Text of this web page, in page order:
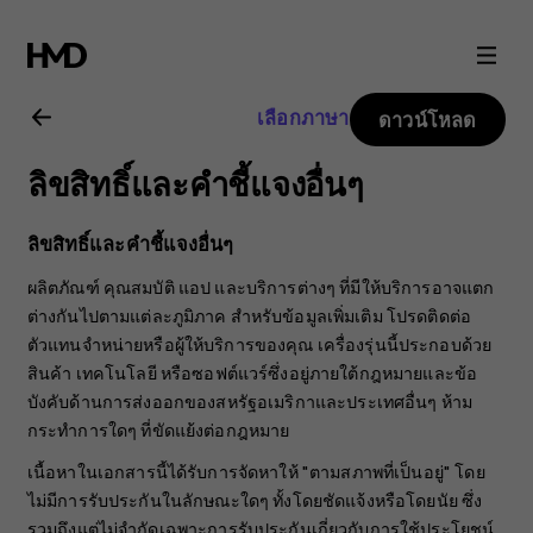
คู่มือ
ผู้
ใช้
Nokia
4.2
เลือกภาษา ดาวน์โหลด
ลิขสิทธิ์และคำชี้แจงอื่นๆ
ลิขสิทธิ์และคำชี้แจงอื่นๆ
ผลิตภัณฑ์ คุณสมบัติ แอป และบริการต่างๆ ที่มีให้บริการอาจแตก
ต่างกันไปตามแต่ละภูมิภาค สำหรับข้อมูลเพิ่มเติม โปรดติดต่อ
ตัวแทนจำหน่ายหรือผู้ให้บริการของคุณ เครื่องรุ่นนี้ประกอบด้วย
สินค้า เทคโนโลยี หรือซอฟต์แวร์ซึ่งอยู่ภายใต้กฎหมายและข้อ
บังคับด้านการส่งออกของสหรัฐอเมริกาและประเทศอื่นๆ ห้าม
กระทำการใดๆ ที่ขัดแย้งต่อกฎหมาย
เนื้อหาในเอกสารนี้ได้รับการจัดหาให้ "ตามสภาพที่เป็นอยู่" โดย
ไม่มีการรับประกันในลักษณะใดๆ ทั้งโดยชัดแจ้งหรือโดยนัย ซึ่ง